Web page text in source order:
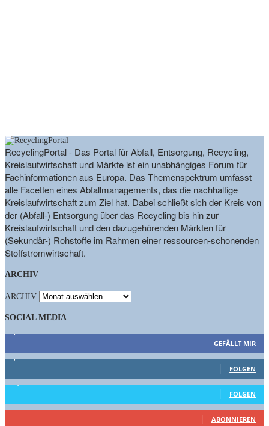
RecyclingPortal - Das Portal für Abfall, Entsorgung, Recycling,
Kreislaufwirtschaft und Märkte ist ein unabhängiges Forum für
Fachinformationen aus Europa. Das Themenspektrum umfasst
alle Facetten eines Abfallmanagements, das die nachhaltige
Kreislaufwirtschaft zum Ziel hat. Dabei schließt sich der Kreis von
der (Abfall-) Entsorgung über das Recycling bis hin zur
Kreislaufwirtschaft und den dazugehörenden Märkten für
(Sekundär-) Rohstoffe im Rahmen einer ressourcen-schonenden
Stoffstromwirtschaft.
ARCHIV
ARCHIV
SOCIAL MEDIA
GEFÄLLT MIR
FOLGEN
FOLGEN
ABONNIEREN